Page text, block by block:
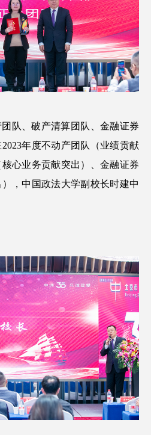
队、破产清算团队、金融证券
年度不动产团队（业绩贡献
心业务贡献突出）、金融证券
，中国政法大学副校长时建中